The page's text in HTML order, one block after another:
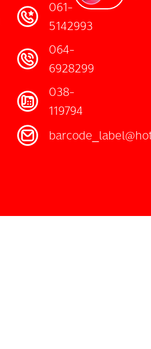
061-
5142993
064-
6928299
038-
119794